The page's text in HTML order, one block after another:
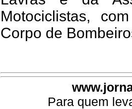
Motociclistas,
Corpo de
Para quem